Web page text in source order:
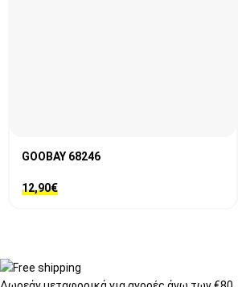
GOOBAY 68246
12,90€